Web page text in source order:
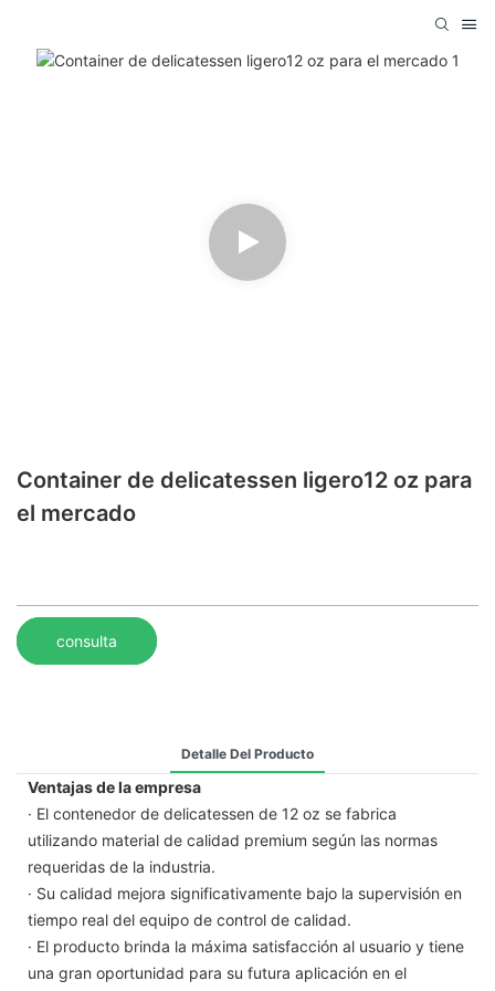
Container de delicatessen ligero12 oz para
el mercado
consulta
Detalle Del Producto
Ventajas de la empresa
· El contenedor de delicatessen de 12 oz se fabrica
utilizando material de calidad premium según las normas
requeridas de la industria.
· Su calidad mejora significativamente bajo la supervisión en
tiempo real del equipo de control de calidad.
· El producto brinda la máxima satisfacción al usuario y tiene
una gran oportunidad para su futura aplicación en el